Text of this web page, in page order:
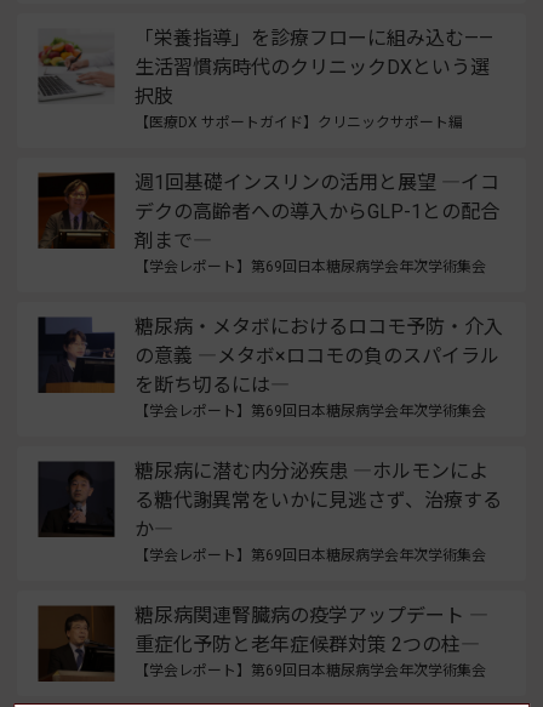
「栄養指導」を診療フローに組み込む——
生活習慣病時代のクリニックDXという選
択肢
【医療DX サポートガイド】クリニックサポート編
週1回基礎インスリンの活用と展望 ―イコ
デクの高齢者への導入からGLP-1との配合
剤まで―
【学会レポート】第69回日本糖尿病学会年次学術集会
糖尿病・メタボにおけるロコモ予防・介入
の意義 ―メタボ×ロコモの負のスパイラル
を断ち切るには―
【学会レポート】第69回日本糖尿病学会年次学術集会
糖尿病に潜む内分泌疾患 ―ホルモンによ
る糖代謝異常をいかに見逃さず、治療する
か―
【学会レポート】第69回日本糖尿病学会年次学術集会
糖尿病関連腎臓病の疫学アップデート ―
重症化予防と老年症候群対策 2つの柱―
【学会レポート】第69回日本糖尿病学会年次学術集会